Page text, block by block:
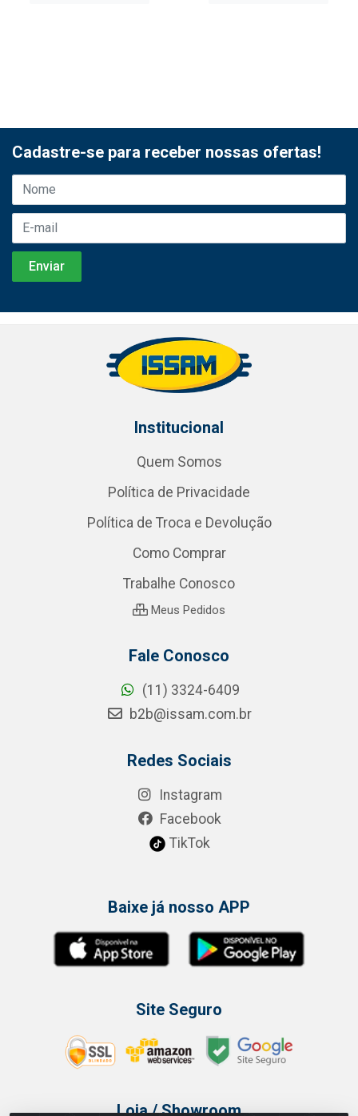
Cadastre-se para receber nossas ofertas!
Institucional
Quem Somos
Política de Privacidade
Política de Troca e Devolução
Como Comprar
Trabalhe Conosco
Meus Pedidos
Fale Conosco
(11) 3324-6409
b2b@issam.com.br
Redes Sociais
Instagram
Facebook
TikTok
Baixe já nosso APP
Site Seguro
Loja / Showroom